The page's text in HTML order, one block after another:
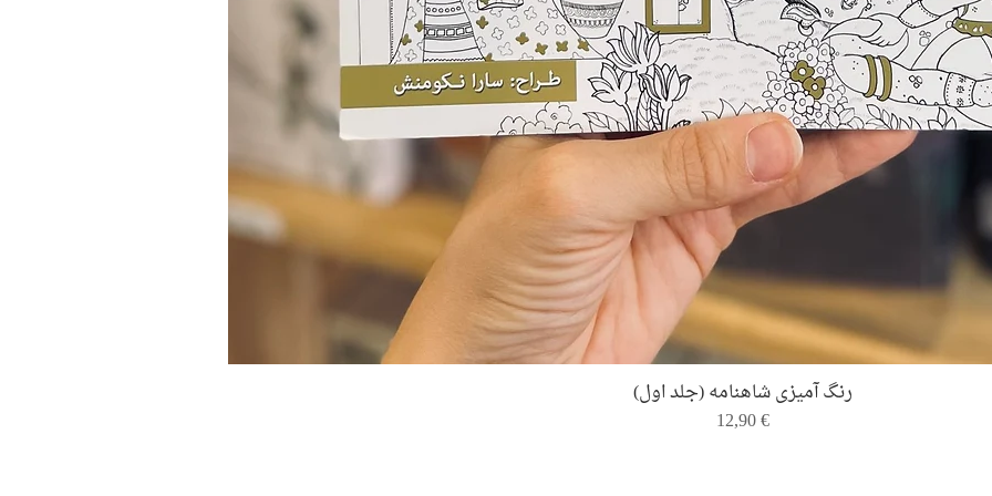
Quick View
رنگ ‌آمیزی شاهنامه (جلد اول)
Price
12,90 €